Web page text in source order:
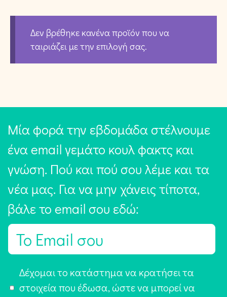
Δεν βρέθηκε κανένα προϊόν που να
ταιριάζει με την επιλογή σας.
Μία φορά την εβδομάδα στέλνουμε
ένα email γεμάτο κουλ φακτς και
γνώση. Πού και πού σου λέμε και τα
νέα μας. Για να μην χάνεις τίποτα,
βάλε το email σου εδώ:
E
π
Δέχομαι το κατάστημα να κρατήσει τα
στοιχεία που έδωσα, ώστε να μπορεί να